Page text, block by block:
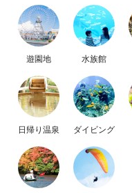
遊園地 水族館
日帰り温泉 ダイビング